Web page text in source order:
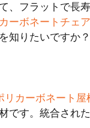
、フラットで長
ーボネートチェ
知りたいですか？
リカーボネート屋
です。統合され